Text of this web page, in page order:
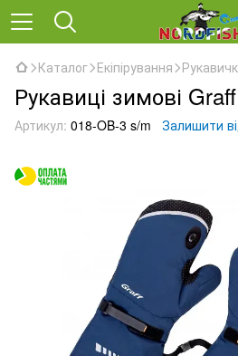
Каталог Екіпірування
Рукавиці зимові
Артикул: 018-OB-3 s/m Залишити